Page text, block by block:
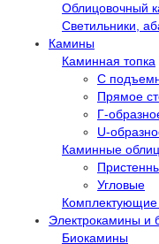
Облицовочный
Светильники,
Камины
Каминная топка
С
Прямое
Г-
U-
Каминные
Угловые
Комплектующие
Электрокамины и
Биокамины